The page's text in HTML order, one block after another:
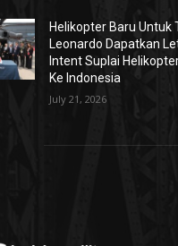
Helikopter Baru Untuk
Leonardo Dapatkan
Intent Suplai
Ke Indonesia
July 21, 2026